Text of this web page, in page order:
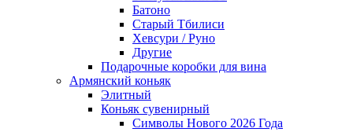
Батоно
Старый Тбилиси
Хевсури / Руно
Другие
Подарочные коробки для вина
Армянский коньяк
Элитный
Коньяк сувенирный
Символы Нового 2026 Года